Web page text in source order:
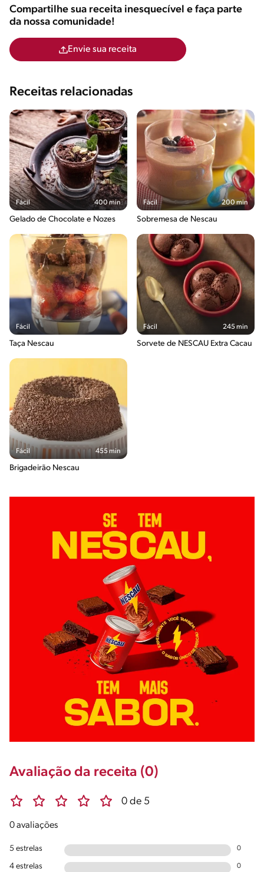
Compartilhe sua receita inesquecível e faça parte
da nossa comunidade!
Envie sua receita
Receitas relacionadas
Fácil 400 min
Gelado de Chocolate e Nozes
Fácil 200 min
Sobremesa de Nescau
Fácil
Taça Nescau
Fácil 245 min
Sorvete de NESCAU Extra Cacau
Fácil 455 min
Brigadeirão Nescau
Avaliação da receita (0)
0 de 5
0 avaliações
5 estrelas 0
4 estrelas 0